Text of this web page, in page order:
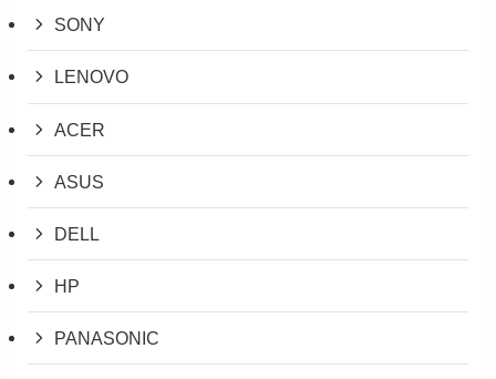
SONY
LENOVO
ACER
ASUS
DELL
HP
PANASONIC